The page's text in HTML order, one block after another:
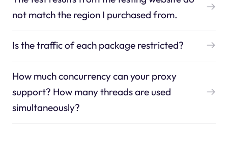
not match the region I purchased from.
Is the traffic of each package restricted?
How much concurrency can your proxy
support? How many threads are used
simultaneously?